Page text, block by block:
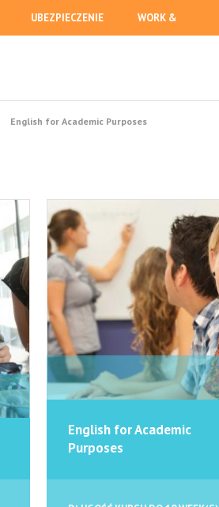
UBEZPIECZENIE WORK &
English for Academic Purposes
English for Academic
Purposes